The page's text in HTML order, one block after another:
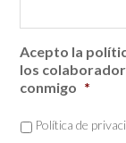
Acepto la
los
conmigo *
Política de